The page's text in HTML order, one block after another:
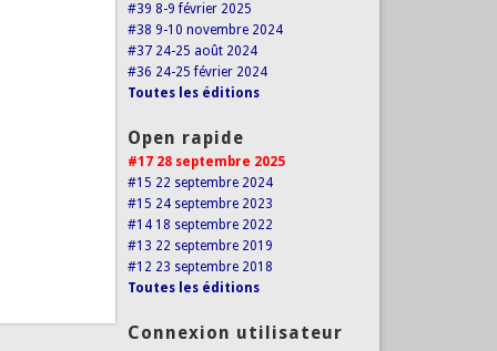
#39 8-9 février 2025
#38 9-10 novembre 2024
#37 24-25 août 2024
#36 24-25 février 2024
Toutes les éditions
Open rapide
#17 28 septembre 2025
#15 22 septembre 2024
#15 24 septembre 2023
#14 18 septembre 2022
#13 22 septembre 2019
#12 23 septembre 2018
Toutes les éditions
Connexion utilisateur